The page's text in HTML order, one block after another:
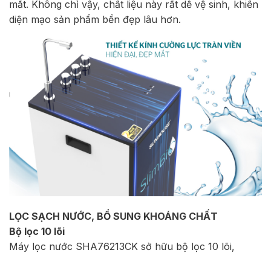
mắt. Không chỉ vậy, chất liệu này rất dễ vệ sinh, khiến
diện mạo sản phẩm bền đẹp lâu hơn.
LỌC SẠCH NƯỚC, BỔ SUNG KHOÁNG CHẤT
Bộ lọc 10 lõi
Máy lọc nước SHA76213CK sở hữu bộ lọc 10 lõi,